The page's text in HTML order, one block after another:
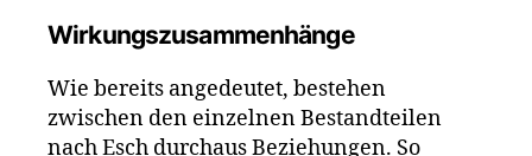
Wirkungszusammenhänge
Wie bereits angedeutet, bestehen
zwischen den einzelnen Bestandteilen
nach Esch durchaus Beziehungen. So